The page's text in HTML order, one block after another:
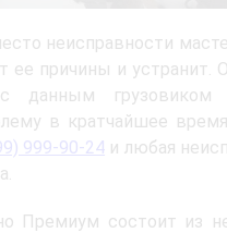
неисправности
ее причины и
данным грузовиком
в кратчайшее
999-90-24 и любая
Премиум состоит из